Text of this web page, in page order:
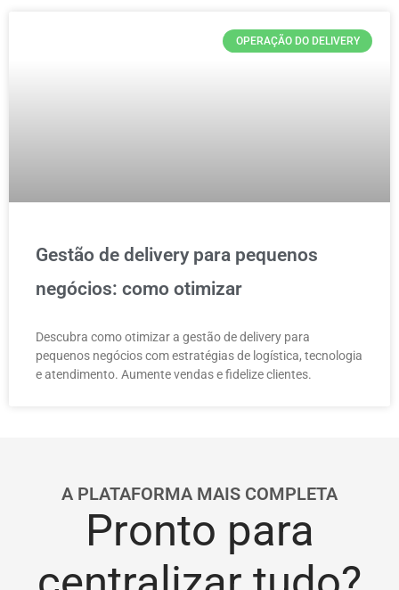
OPERAÇÃO DO DELIVERY
Gestão de delivery para pequenos
negócios: como otimizar
Descubra como otimizar a gestão de delivery para
pequenos negócios com estratégias de logística, tecnologia
e atendimento. Aumente vendas e fidelize clientes.
A PLATAFORMA MAIS COMPLETA
Pronto para